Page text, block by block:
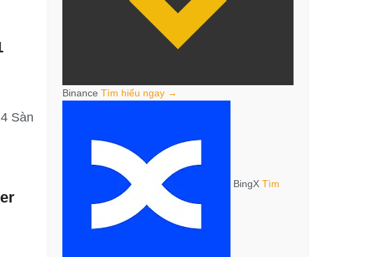
Sàn
Binance Tìm hiểu ngay →
BingX Tìm